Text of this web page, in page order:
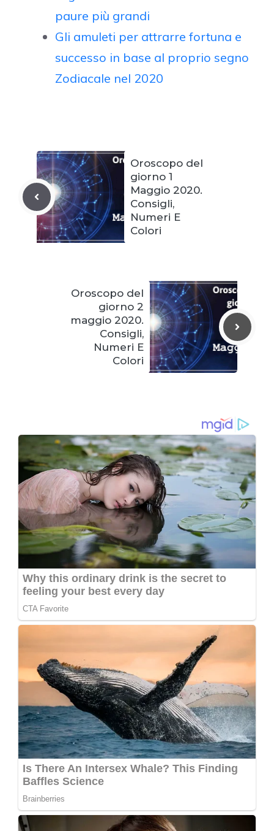
paure più grandi
Gli amuleti per attrarre fortuna e
successo in base al proprio segno
Zodiacale nel 2020
Oroscopo del
giorno 1
Maggio 2020.
Consigli,
Numeri E
Colori
Oroscopo del
giorno 2
maggio 2020.
Consigli,
Numeri E
Colori